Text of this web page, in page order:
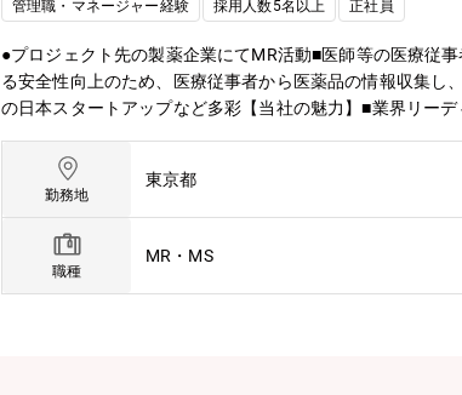
管理職・マネージャー経験 採用人数5名以上 正社員
●プロジェクト先の製薬企業にてMR活動■医師等の医療従
る安全性向上のため、医療従事者から医薬品の情報収集
の日本スタートアップなど多彩【当社の魅力】■業界リー
専門領域講師陣による研修制度が充実・APS COLLEGE（
MR、医療経営士の資格取得支援等のビジネスコース（医
の習得）■将来的にクオール薬局を始めとしたクオールホ
勤務地
東京都
職種
MR・MS